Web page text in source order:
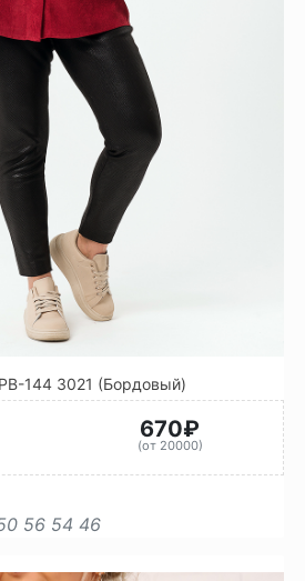
144 3021 (Бордовый)
670₽
(от 20000)
56 54 46